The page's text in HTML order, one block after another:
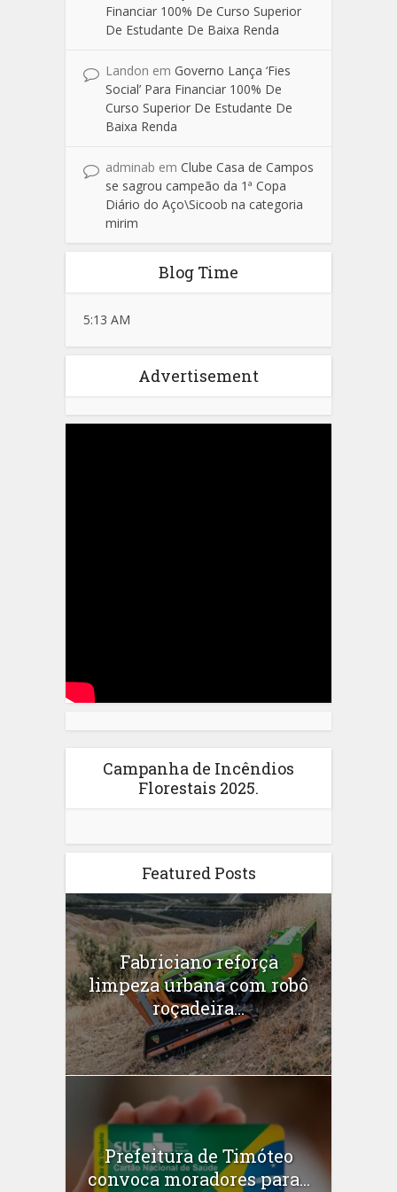
Financiar 100% De Curso Superior
De Estudante De Baixa Renda
Landon em Governo Lança ‘Fies
Social’ Para Financiar 100% De
Curso Superior De Estudante De
Baixa Renda
adminab em Clube Casa de Campos
se sagrou campeão da 1ª Copa
Diário do Aço\Sicoob na categoria
mirim
Blog Time
5:13 AM
Advertisement
Campanha de Incêndios
Florestais 2025.
Featured Posts
Fabriciano reforça
limpeza urbana com robô
roçadeira...
Prefeitura de Timóteo
convoca moradores para...